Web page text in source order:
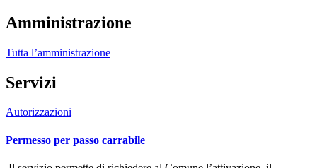
Amministrazione
Tutta l’amministrazione
Servizi
Autorizzazioni
Permesso per passo carrabile